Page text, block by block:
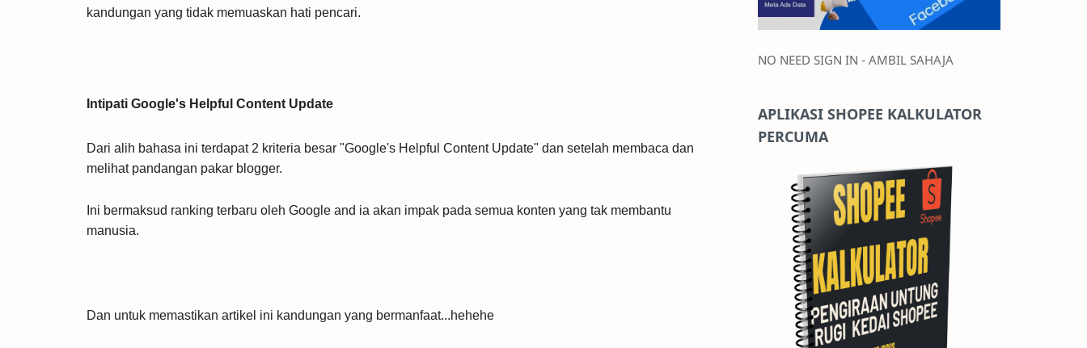
kandungan yang tidak memuaskan hati pencari.
Intipati Google's Helpful Content Update
Dari alih bahasa ini terdapat 2 kriteria besar "Google's Helpful Content Update" dan setelah membaca dan
melihat pandangan pakar blogger.
Ini bermaksud ranking terbaru oleh Google and ia akan impak pada semua konten yang tak membantu
manusia.
Dan untuk memastikan artikel ini kandungan yang bermanfaat...hehehe
NO NEED SIGN IN - AMBIL SAHAJA
APLIKASI SHOPEE KALKULATOR
PERCUMA